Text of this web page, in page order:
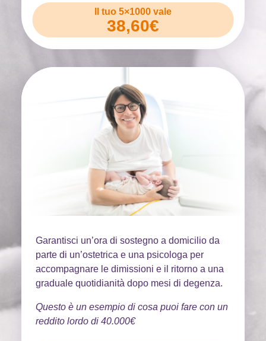
Il tuo 5×1000 vale
38,60€
Garantisci un’ora di sostegno a domicilio da
parte di un’ostetrica e una psicologa per
accompagnare le dimissioni e il ritorno a una
graduale quotidianità dopo mesi di degenza.
Questo è un esempio di cosa puoi fare con un
reddito lordo di 40.000€